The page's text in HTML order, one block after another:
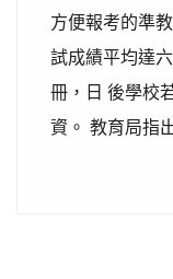
方便報考的準
試成績平均達
冊，日 後學校
資。 教育局指